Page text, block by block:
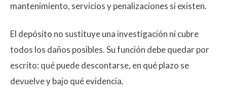
mantenimiento, servicios y penalizaciones si existen.
El depósito no sustituye una investigación ni cubre
todos los daños posibles. Su función debe quedar por
escrito: qué puede descontarse, en qué plazo se
devuelve y bajo qué evidencia.